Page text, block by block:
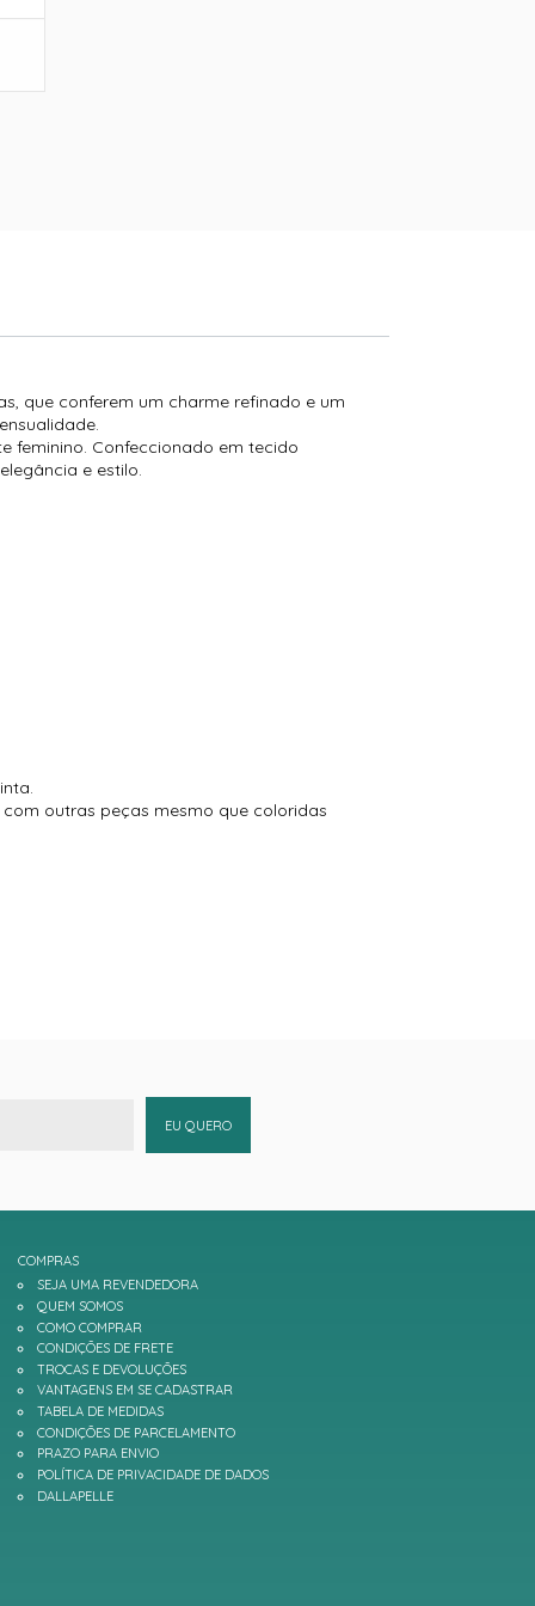
que conferem um charme refinado e um
feminino. Confeccionado em tecido
e estilo.
outras peças mesmo que coloridas
EU QUERO
COMPRAS
SEJA UMA REVENDEDORA
QUEM SOMOS
COMO COMPRAR
CONDIÇÕES DE FRETE
TROCAS E DEVOLUÇÕES
VANTAGENS EM SE CADASTRAR
TABELA DE MEDIDAS
CONDIÇÕES DE PARCELAMENTO
PRAZO PARA ENVIO
POLÍTICA DE PRIVACIDADE DE DADOS
DALLAPELLE